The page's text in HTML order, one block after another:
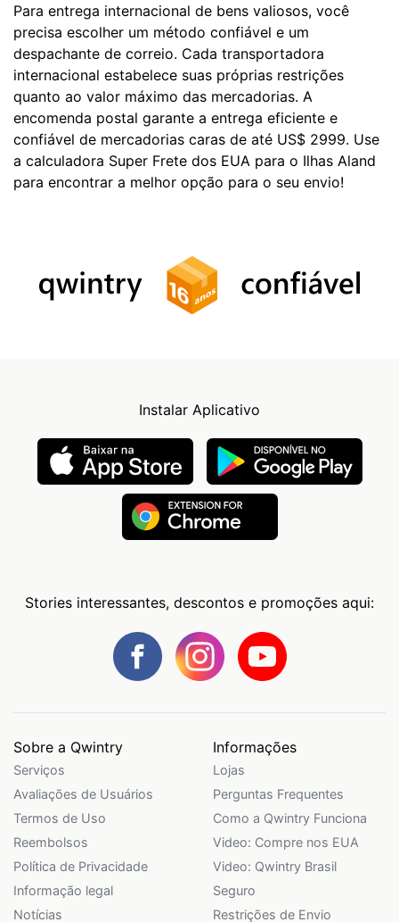
Para entrega internacional de bens valiosos, você
precisa escolher um método confiável e um
despachante de correio. Cada transportadora
internacional estabelece suas próprias restrições
quanto ao valor máximo das mercadorias. A
encomenda postal garante a entrega eficiente e
confiável de mercadorias caras de até US$ 2999. Use
a calculadora Super Frete dos EUA para o Ilhas Aland
para encontrar a melhor opção para o seu envio!
Instalar Aplicativo
Stories interessantes, descontos e promoções aqui:
Sobre a Qwintry
Serviços
Avaliações de Usuários
Termos de Uso
Reembolsos
Política de Privacidade
Informação legal
Notícias
Informações
Lojas
Perguntas Frequentes
Como a Qwintry Funciona
Video: Compre nos EUA
Video: Qwintry Brasil
Seguro
Restrições de Envio